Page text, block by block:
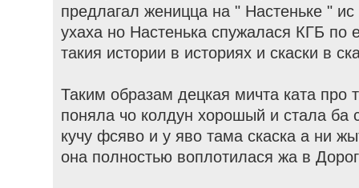
предлагал женицца на " Настеньке "
ухаха но Настенька спужалася КГБ по
такия истории в историях и скаски в
Таким образам децкая мичта ката про
поняла чо колдун хорошый и стала
кучу фсяво и у яво тама скаска а ни
она полностью воплотилася жа в